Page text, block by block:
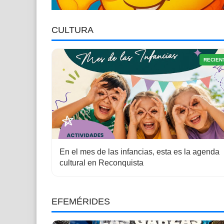
CULTURA
En el mes de las infancias, esta es la agenda
cultural en Reconquista
EFEMÉRIDES